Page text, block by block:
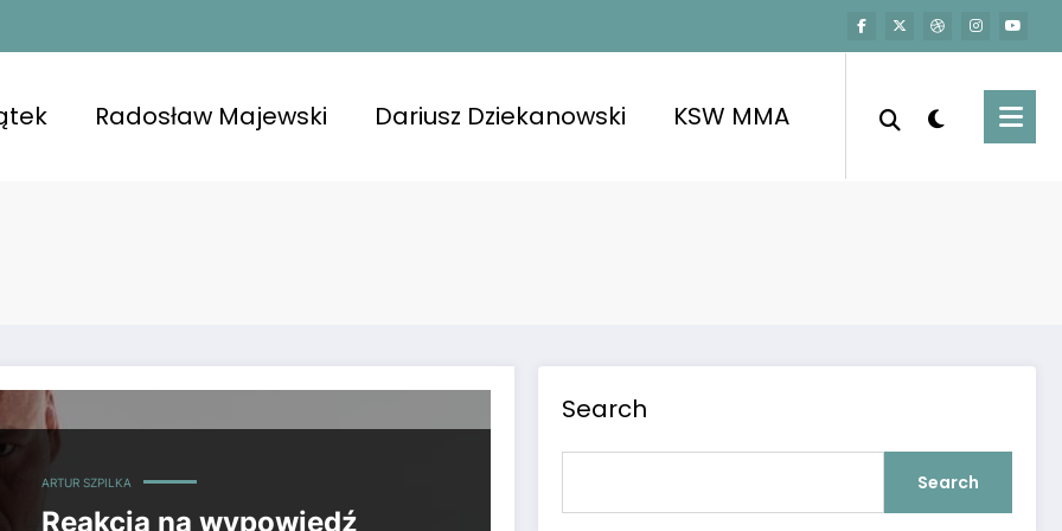
Radosław Majewski Dariusz Dziekanowski KSW MMA
ARTUR SZPILKA
Reakcja na wypowiedź
Search
Search